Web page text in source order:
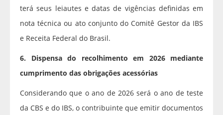
terá seus leiautes e datas de vigências definidas em
nota técnica ou ato conjunto do Comitê Gestor da IBS
e Receita Federal do Brasil.
6. Dispensa do recolhimento em 2026 mediante
cumprimento das obrigações acessórias
Considerando que o ano de 2026 será o ano de teste
da CBS e do IBS, o contribuinte que emitir documentos